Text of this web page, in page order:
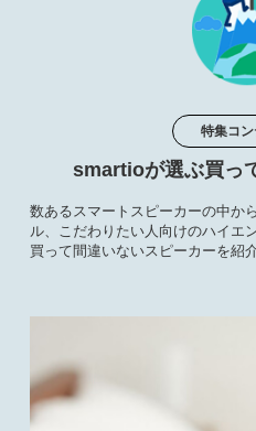
特集コ
smartioが選ぶ買っ
数あるスマートスピーカーの中か
ル、こだわりたい人向けのハイエ
買って間違いないスピーカーを紹介